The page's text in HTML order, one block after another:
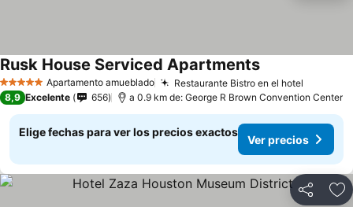
5 Estrellas Apartamento amueblado Restaurante Bistro en el hotel
Rusk House Serviced Apartments
8,9 Excelente 656 a 0.9 km de: George R Brown Convention Center
Elige fechas para ver los precios exactos
Ver precios
Compartir